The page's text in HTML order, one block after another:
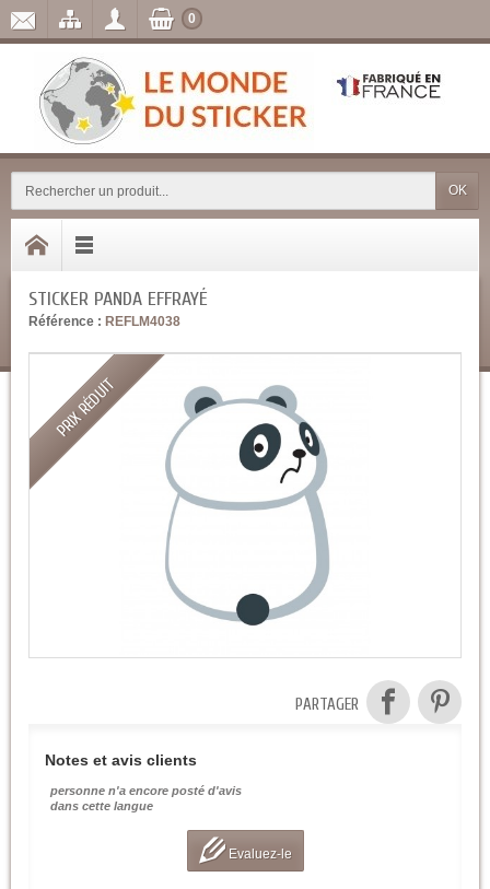
OK
0
STICKER PANDA EFFRAYÉ
Référence : REFLM4038
PRIX RÉDUIT
PARTAGER
Notes et avis clients
personne n'a encore posté d'avis
dans cette langue
Evaluez-le